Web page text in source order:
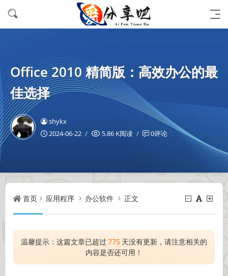
Office 2010 精简版：高效办公的最
佳选择
shykx
2024-06-22
5.86 K阅读 0评论
首页 应用程序 办公软件 正文
温馨提示：这篇文章已超过 775 天没有更新，请注意相关的
内容是否还可用！